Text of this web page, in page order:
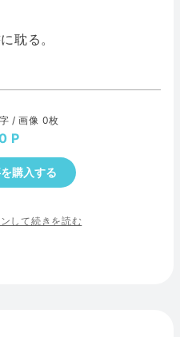
耽る。
/ 画像 0枚
購入する
して続きを読む